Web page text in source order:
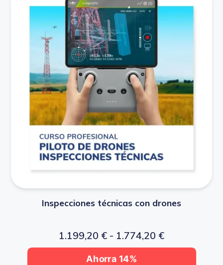
Inspecciones técnicas con drones
1.199,20 € - 1.774,20 €
Ahorra 14%